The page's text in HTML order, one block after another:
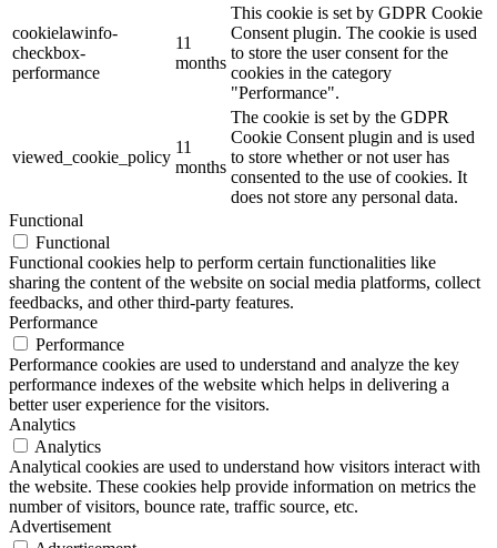
cookielawinfo-
checkbox-
performance
11
months
This cookie is set by GDPR Cookie
Consent plugin. The cookie is used
to store the user consent for the
cookies in the category
"Performance".
viewed_cookie_policy
11
months
The cookie is set by the GDPR
Cookie Consent plugin and is used
to store whether or not user has
consented to the use of cookies. It
does not store any personal data.
Functional
Functional
Functional cookies help to perform certain functionalities like
sharing the content of the website on social media platforms, collect
feedbacks, and other third-party features.
Performance
Performance
Performance cookies are used to understand and analyze the key
performance indexes of the website which helps in delivering a
better user experience for the visitors.
Analytics
Analytics
Analytical cookies are used to understand how visitors interact with
the website. These cookies help provide information on metrics the
number of visitors, bounce rate, traffic source, etc.
Advertisement